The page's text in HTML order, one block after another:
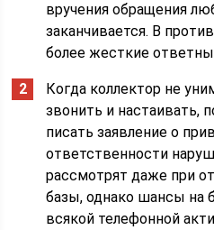
вручения обращения
заканчивается. В
более жесткие
Когда коллектор не
звонить и настаивать,
писать заявление о
ответственности
рассмотрят даже при
базы, однако шансы на
всякой телефонной